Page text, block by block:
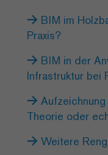
BIM im
Praxis?
BIM in der
Infrastruktur bei
Theorie oder
Weitere